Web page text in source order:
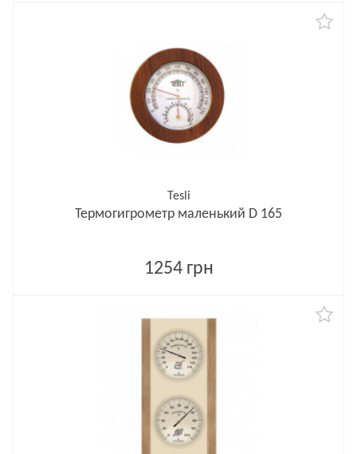
Tesli
Термогигрометр маленький D 165
1254 грн